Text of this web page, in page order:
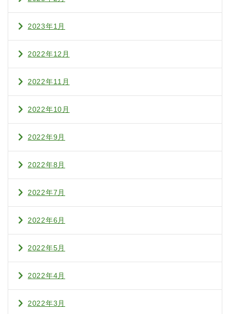
2023年1月
2022年12月
2022年11月
2022年10月
2022年9月
2022年8月
2022年7月
2022年6月
2022年5月
2022年4月
2022年3月